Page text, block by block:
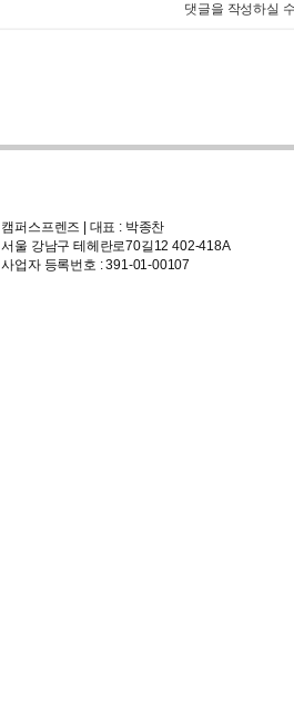
댓글을 작성하실
캠퍼스프렌즈 | 대표 : 박종찬
서울 강남구 테헤란로70길12 402-418A
사업자 등록번호 : 391-01-00107